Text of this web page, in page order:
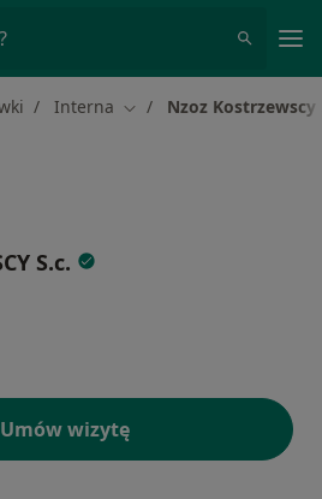
Interna Zmień miasto
Nzoz Kostrzewscy
S.c.
Umów wizytę